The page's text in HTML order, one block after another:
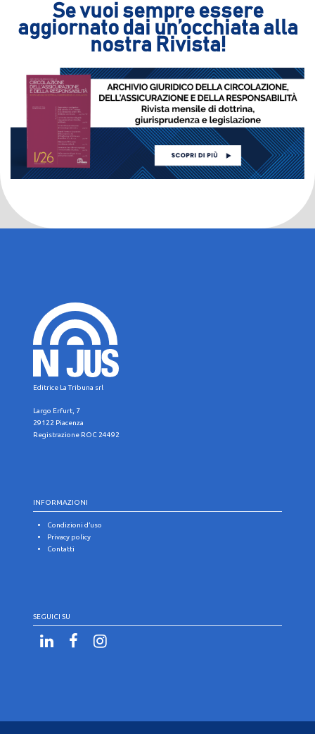
Se vuoi sempre essere
aggiornato dai un’occhiata alla
nostra Rivista!
Editrice La Tribuna srl
Largo Erfurt, 7
29122 Piacenza
Registrazione ROC 24492
INFORMAZIONI
Condizioni d’uso
Privacy policy
Contatti
SEGUICI SU